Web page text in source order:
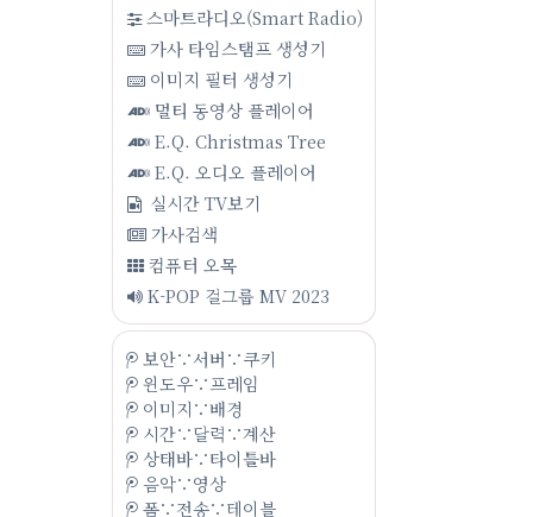
스마트라디오(Smart Radio)
가사 타임스탬프 생성기
이미지 필터 생성기
멀티 동영상 플레이어
E.Q. Christmas Tree
E.Q. 오디오 플레이어
실시간 TV보기
가사검색
컴퓨터 오목
K-POP 걸그룹 MV 2023
보안∵서버∵쿠키
윈도우∵프레임
이미지∵배경
시간∵달력∵계산
상태바∵타이틀바
음악∵영상
폼∵전송∵테이블